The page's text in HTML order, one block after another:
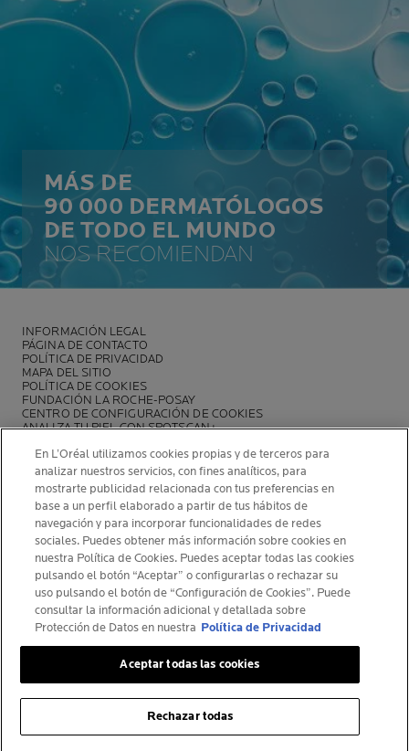
MÁS DE
90 000 DERMATÓLOGOS
DE TODO EL MUNDO
NOS RECOMIENDAN
INFORMACIÓN LEGAL
PÁGINA DE CONTACTO
POLÍTICA DE PRIVACIDAD
MAPA DEL SITIO
POLÍTICA DE COOKIES
FUNDACIÓN LA ROCHE-POSAY
CENTRO DE CONFIGURACIÓN DE COOKIES
ANALIZA TU PIEL CON SPOTSCAN+
NEWSLETTER
INFORMACIÓN DEL FABRICANTE
COSMETIQUE ACTIVE INTERNATIONAL
La Roche-Posay Laboratoire Dermatologique CAI
86270 La Roche-Posay France
© Centre Thermal de La Roche-Posay
En L’Oréal utilizamos cookies propias y de terceros para
analizar nuestros servicios, con fines analíticos, para
mostrarte publicidad relacionada con tus preferencias en
base a un perfil elaborado a partir de tus hábitos de
navegación y para incorporar funcionalidades de redes
sociales. Puedes obtener más información sobre cookies en
nuestra Política de Cookies. Puedes aceptar todas las cookies
pulsando el botón “Aceptar” o configurarlas o rechazar su
uso pulsando el botón de “Configuración de Cookies”. Puede
consultar la información adicional y detallada sobre
Protección de Datos en nuestra Política de Privacidad
Rechazar todas
Aceptar todas las cookies